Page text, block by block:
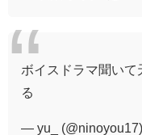
ボイスドラマ聞い
る
— yu_ (@ninoyou17)